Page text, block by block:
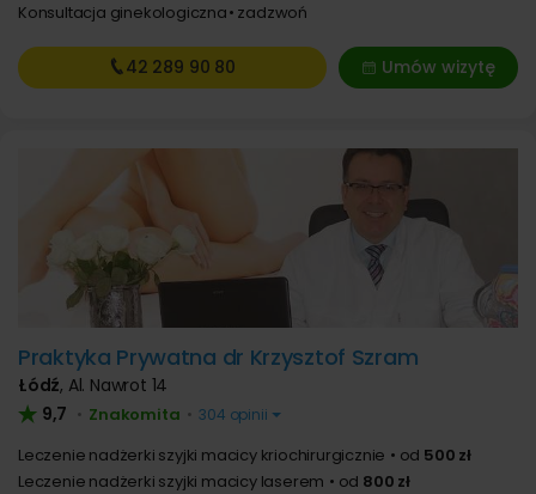
Konsultacja ginekologiczna zadzwoń
Umów wizytę
42 289 90 80
Praktyka Prywatna dr Krzysztof Szram
Łódź, Al. Nawrot 14
9,7 • Znakomita • 304 opinii
Leczenie nadżerki szyjki macicy kriochirurgicznie od 500 zł
Leczenie nadżerki szyjki macicy laserem
od 800 zł